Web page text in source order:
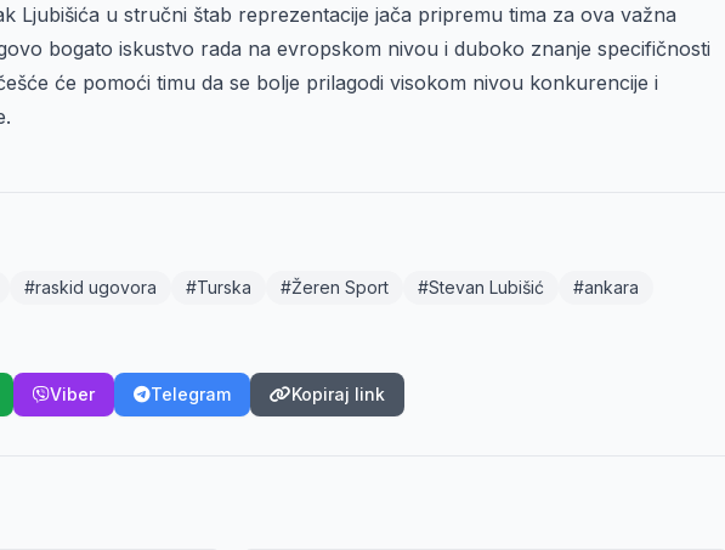
Ljubišića u stručni štab reprezentacije jača pripremu tima za ova važna
bogato iskustvo rada na evropskom nivou i duboko znanje specifičnosti
će pomoći timu da se bolje prilagodi visokom nivou konkurencije i
#raskid ugovora #Turska #Žeren Sport #Stevan Lubišić #ankara
Viber Telegram Kopiraj link